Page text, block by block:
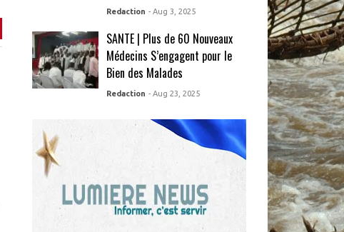
Redaction - Aug 3, 2025
SANTE | Plus de 60 Nouveaux
Médecins S’engagent pour le
Bien des Malades
Redaction - Aug 23, 2025